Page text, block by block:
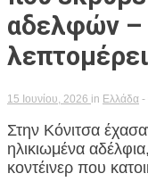
αδελφών –
15 Ιουνίου, 2026 in Ελλάδα -
Στην Κόνιτσα
ηλικιωμένα
κοντέινερ που